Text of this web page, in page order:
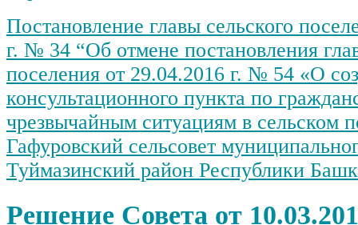
Постановление главы сельского
г. № 34 “Об отмене постановления
поселения от 29.04.2016 г. № 54 «О
консультационного пункта по
чрезвычайным ситуациям в сельском
Гафуровский сельсовет
Туймазинский район Республики
Решение Совета от